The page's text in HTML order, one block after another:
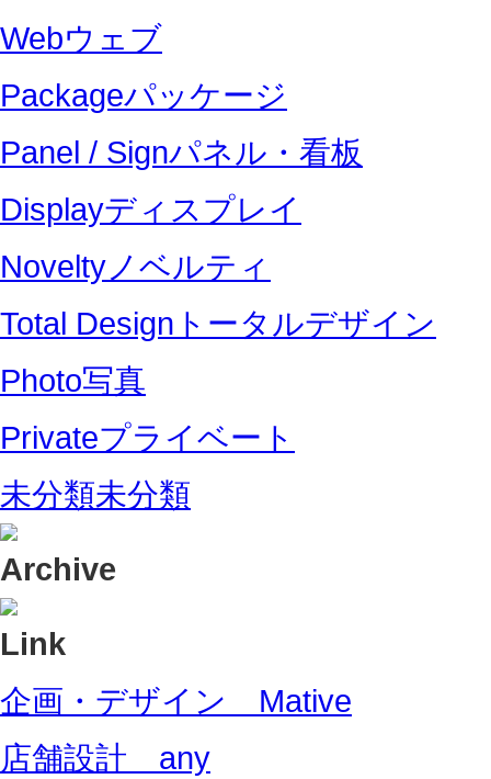
Webウェブ
Packageパッケージ
Panel / Signパネル・看板
Displayディスプレイ
Novelty ノベルティ
Total Design トータルデザイン
Photo写真
Privateプライベート
未分類未分類
企画・デザイン Mative
店舗設計 any